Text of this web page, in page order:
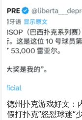
德州扑克游戏好文：
假打扑克”怒怼球迷“